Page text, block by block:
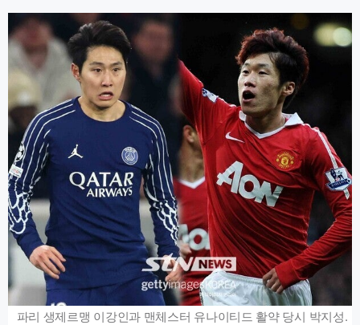
파리 생제르맹 이강인과 맨체스터 유나이티드 활약 당시 박지성.